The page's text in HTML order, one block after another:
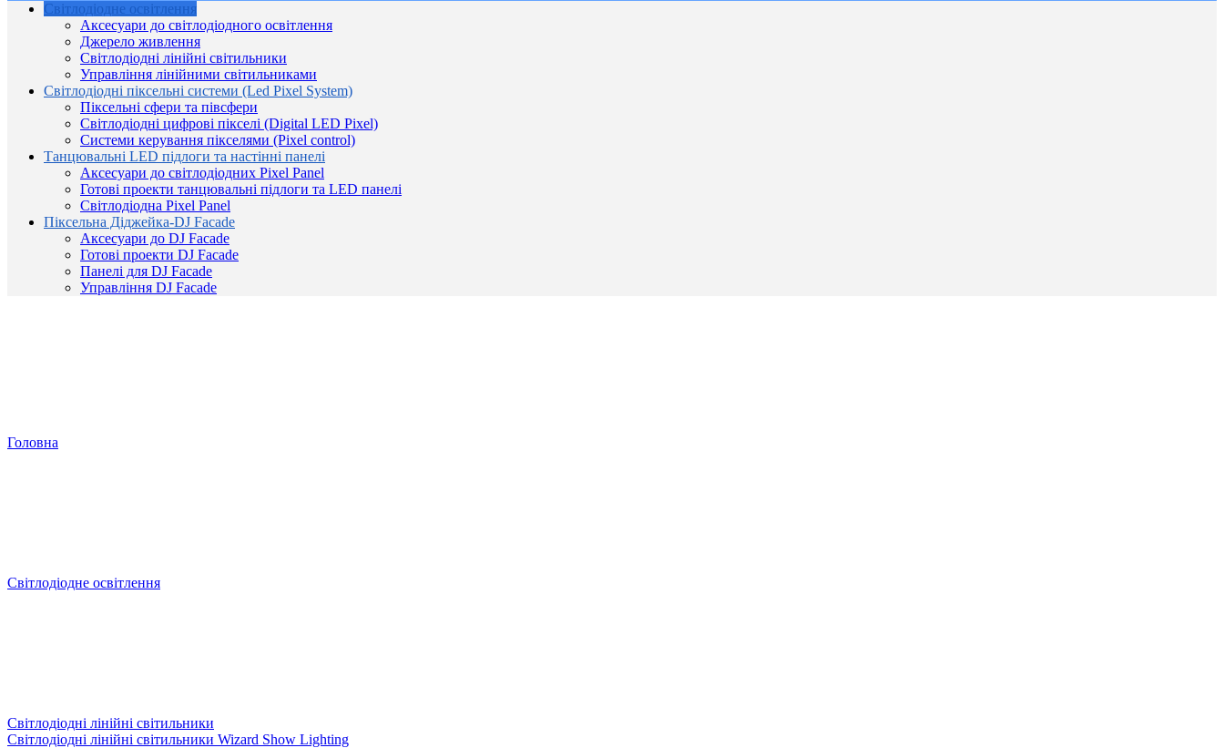
Світлодіодне освітлення
Аксесуари до світлодіодного освітлення
Джерело живлення
Світлодіодні лінійні світильники
Управління лінійними світильниками
Світлодіодні піксельні системи (Led Pixel System)
Піксельні сфери та півсфери
Світлодіодні цифрові пікселі (Digital LED Pixel)
Системи керування пікселями (Pixel control)
Танцювальні LED підлоги та настінні панелі
Аксесуари до світлодіодних Pixel Panel
Готові проекти танцювальні підлоги та LED панелі
Світлодіодна Pixel Panel
Піксельна Діджейка-DJ Facade
Аксесуари до DJ Facade
Готові проекти DJ Facade
Панелі для DJ Facade
Управління DJ Facade
Головна
Світлодіодне освітлення
Світлодіодні лінійні світильники
Світлодіодні лінійні світильники Wizard Show Lighting